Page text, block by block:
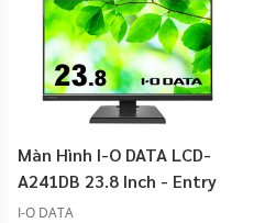
Màn Hình I-O DATA LCD-
A241DB 23.8 Inch - Entry
I-O DATA